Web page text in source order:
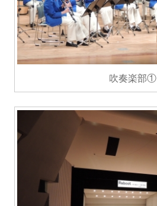
吹奏楽部①